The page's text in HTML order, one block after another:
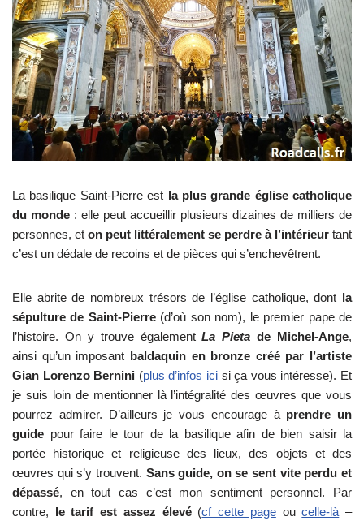
La basilique Saint-Pierre est la plus grande église catholique
du monde : elle peut accueillir plusieurs dizaines de milliers de
personnes, et on peut littéralement se perdre à l’intérieur tant
c’est un dédale de recoins et de pièces qui s’enchevêtrent.
Elle abrite de nombreux trésors de l’église catholique, dont la
sépulture de Saint-Pierre(d’où son nom), le premier pape de
l’histoire. On y trouve égalementLa Pieta de Michel-Ange,
ainsi qu’un imposant baldaquin en bronze créé par l’artiste
Gian Lorenzo Bernini (plus d’infos ici si ça vous intéresse). Et
je suis loin de mentionner là l’intégralité des œuvres que vous
pourrez admirer. D’ailleurs je vous encourage àprendre un
guide pour faire le tour de la basilique afin de bien saisir la
portée historique et religieuse des lieux, des objets et des
œuvres qui s’y trouvent. Sans guide, on se sent vite perdu et
dépassé, en tout cas c’est mon sentiment personnel. Par
contre, le tarif est assez élevé(cf cette pageoucelle-là –